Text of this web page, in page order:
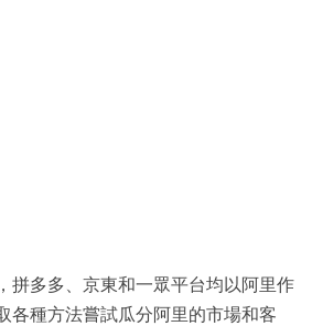
拼多多、京東和一眾平台均以阿里作
各種方法嘗試瓜分阿里的市場和客